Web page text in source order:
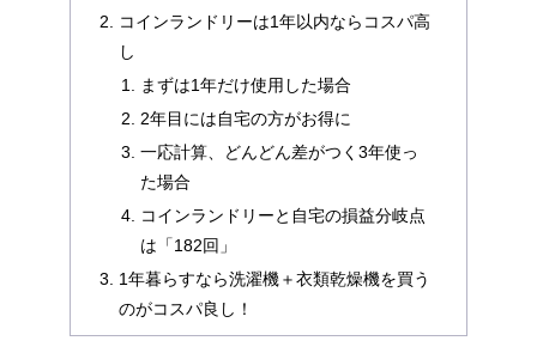
コインランドリーは1年以内ならコスパ高
し
まずは1年だけ使用した場合
2年目には自宅の方がお得に
一応計算、どんどん差がつく3年使っ
た場合
コインランドリーと自宅の損益分岐点
は「182回」
1年暮らすなら洗濯機＋衣類乾燥機を買う
のがコスパ良し！